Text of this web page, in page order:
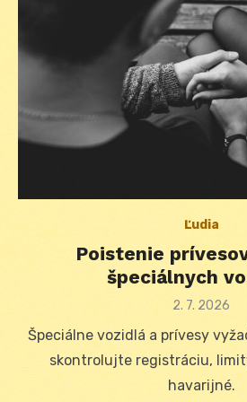
Ľudia
Poistenie
špeciálnych
Posted
2. 7. 2026
Špeciálne vozidlá a prívesy
skontrolujte registráciu,
havarijné.